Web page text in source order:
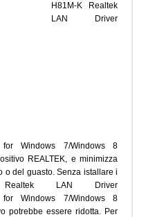
H81M-K Realtek
LAN Driver
for Windows 7/Windows 8
REALTEK, e minimizza
o del guasto. Senza istallare i
LAN Driver
for Windows 7/Windows 8
potrebbe essere ridotta. Per